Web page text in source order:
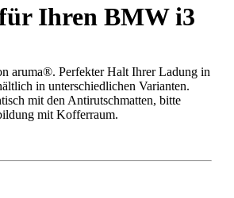
Ihren BMW i3
aruma®. Perfekter Halt Ihrer Ladung in
in unterschiedlichen Varianten.
mit den Antirutschmatten, bitte
mit Kofferraum.